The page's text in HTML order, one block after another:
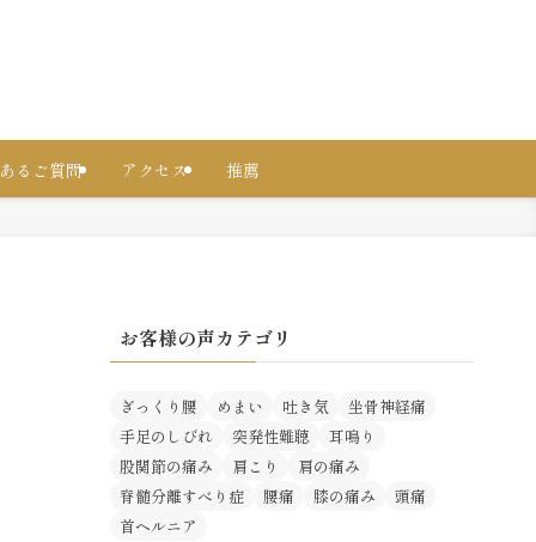
るご質問 アクセス 推薦
お客様の声カテゴリ
ぎっくり腰 めまい 吐き気
坐骨神経痛
手足のしびれ
突発性難聴
耳鳴り
股関節の痛み
肩こり
肩の痛み
脊髄分離すべり症
腰痛 膝の痛み
頭痛
首ヘルニア